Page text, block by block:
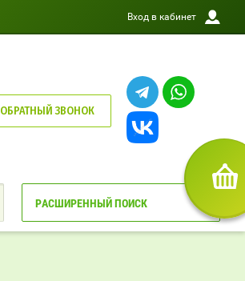
Вход в кабинет
ОБРАТНЫЙ ЗВОНОК
РАСШИРЕННЫЙ ПОИСК